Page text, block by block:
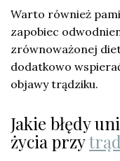
Warto również
zapobiec
zrównoważonej
dodatkowo
objawy trądziku.
Jakie błędy
życia przy